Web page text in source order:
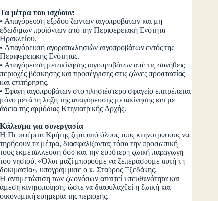
Τα μέτρα που ισχύουν:
• Απαγόρευση εξόδου ζώντων αιγοπροβάτων και μη
εδώδιμων προϊόντων από την Περιφερειακή Ενότητα
Ηρακλείου.
• Απαγόρευση αγοραπωλησιών αιγοπροβάτων εντός της
Περιφερειακής Ενότητας.
• Απαγόρευση μετακίνησης αιγοπροβάτων από τις συνήθεις
περιοχές βόσκησης και προσέγγισης στις ζώνες προστασίας
και επιτήρησης.
• Σφαγή αιγοπροβάτων στο πλησιέστερο σφαγείο επιτρέπεται
μόνο μετά τη λήξη της απαγόρευσης μετακίνησης και με
άδεια της αρμόδιας Κτηνιατρικής Αρχής.
Κάλεσμα για συνεργασία
Η Περιφέρεια Κρήτης ζητά από όλους τους κτηνοτρόφους να
τηρήσουν τα μέτρα, διασφαλίζοντας τόσο την προσωπική
τους εκμετάλλευση όσο και την ευρύτερη ζωική παραγωγή
του νησιού. «Όλοι μαζί μπορούμε να ξεπεράσουμε αυτή τη
δοκιμασία», υπογράμμισε ο κ. Σταύρος Τζεδάκης.
Η αντιμετώπιση των ζωονόσων απαιτεί υπευθυνότητα και
άμεση κινητοποίηση, ώστε να διαφυλαχθεί η ζωική και
οικονομική ευημερία της περιοχής.